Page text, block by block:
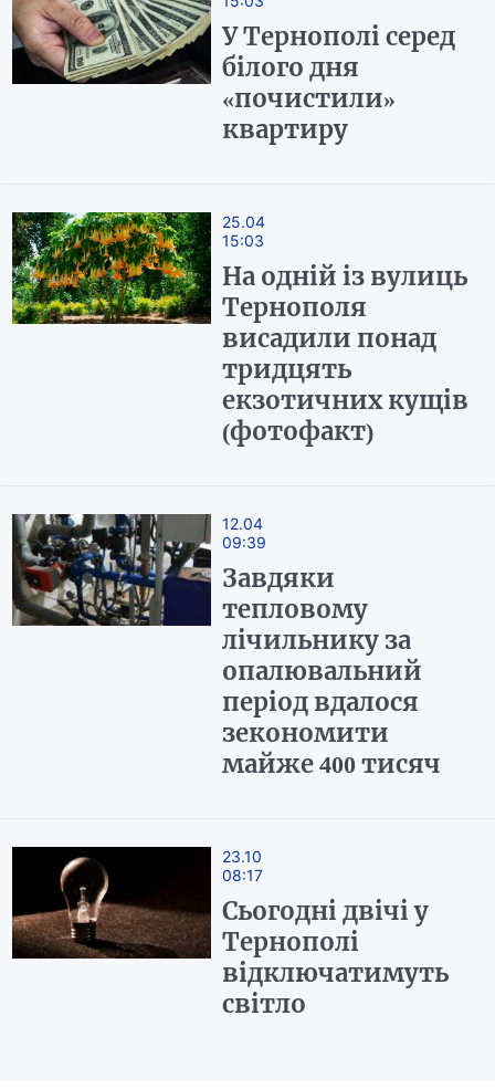
У Тернополі серед
білого дня
«почистили»
квартиру
25.04
15:03
На одній із вулиць
Тернополя
висадили понад
тридцять
екзотичних кущів
(фотофакт)
12.04
09:39
Завдяки
тепловому
лічильнику за
опалювальний
період вдалося
зекономити
майже 400 тисяч
23.10
08:17
Сьогодні двічі у
Тернополі
відключатимуть
світло